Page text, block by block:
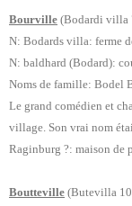
Bourville (Bodardi villa
N: Bodards villa: ferme
N: baldhard (Bodard):
Noms de famille: Bodel
Le grand comédien et
village. Son vrai nom
Raginburg ?: maison de
Boutteville (Butevilla